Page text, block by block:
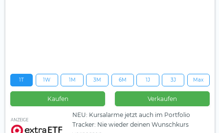
1T 1W 1M 3M 6M 1J 3J Max
Kaufen Verkaufen
ANZEIGE
NEU: Kursalarme jetzt auch im Portfolio
Tracker: Nie wieder deinen Wunschkurs